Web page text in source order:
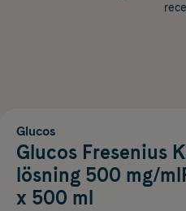
Glucos
Glucos Fresenius
lösning 500 mg/
x 500 ml